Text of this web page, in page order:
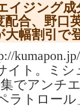
イジング成
合、野口
大幅割引で
イト。ミ
でアンチ
ラトロー